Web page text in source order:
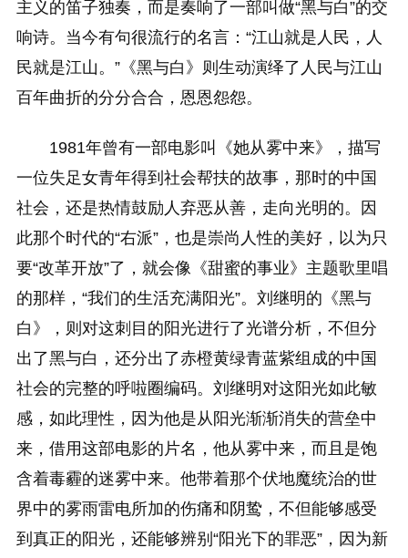
主义的笛子独奏，而是奏响了一部叫做“黑与白”的交
响诗。当今有句很流行的名言：“江山就是人民，人
民就是江山。”《黑与白》则生动演绎了人民与江山
百年曲折的分分合合，恩恩怨怨。
1981年曾有一部电影叫《她从雾中来》，描写
一位失足女青年得到社会帮扶的故事，那时的中国
社会，还是热情鼓励人弃恶从善，走向光明的。因
此那个时代的“右派”，也是崇尚人性的美好，以为只
要“改革开放”了，就会像《甜蜜的事业》主题歌里唱
的那样，“我们的生活充满阳光”。刘继明的《黑与
白》，则对这刺目的阳光进行了光谱分析，不但分
出了黑与白，还分出了赤橙黄绿青蓝紫组成的中国
社会的完整的呼啦圈编码。刘继明对这阳光如此敏
感，如此理性，因为他是从阳光渐渐消失的营垒中
来，借用这部电影的片名，他从雾中来，而且是饱
含着毒霾的迷雾中来。他带着那个伏地魔统治的世
界中的雾雨雷电所加的伤痛和阴鸷，不但能够感受
到真正的阳光，还能够辨别“阳光下的罪恶”，因为新